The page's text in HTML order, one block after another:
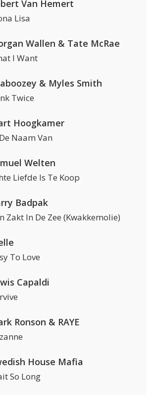
Van Hemert
Lisa
Wallen & Tate McRae
I Want
& Myles Smith
Twice
Hoogkamer
Naam Van
Welten
Liefde Is Te Koop
Badpak
Zakt In De Zee (Kwakkemolie)
To Love
Capaldi
Ronson & RAYE
House Mafia
So Long